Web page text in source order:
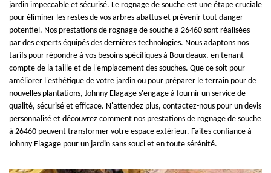
jardin impeccable et sécurisé. Le rognage de souche est une étape cruciale
pour éliminer les restes de vos arbres abattus et prévenir tout danger
potentiel. Nos prestations de rognage de souche à 26460 sont réalisées
par des experts équipés des dernières technologies. Nous adaptons nos
tarifs pour répondre à vos besoins spécifiques à Bourdeaux, en tenant
compte de la taille et de l'emplacement des souches. Que ce soit pour
améliorer l'esthétique de votre jardin ou pour préparer le terrain pour de
nouvelles plantations, Johnny Elagage s'engage à fournir un service de
qualité, sécurisé et efficace. N'attendez plus, contactez-nous pour un devis
personnalisé et découvrez comment nos prestations de rognage de souche
à 26460 peuvent transformer votre espace extérieur. Faites confiance à
Johnny Elagage pour un jardin sans souci et en toute sérénité.